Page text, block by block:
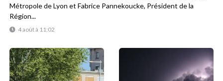
4 août à 11:02
Métropole de Lyon et Fabrice Pannekoucke, Président de la
Région...